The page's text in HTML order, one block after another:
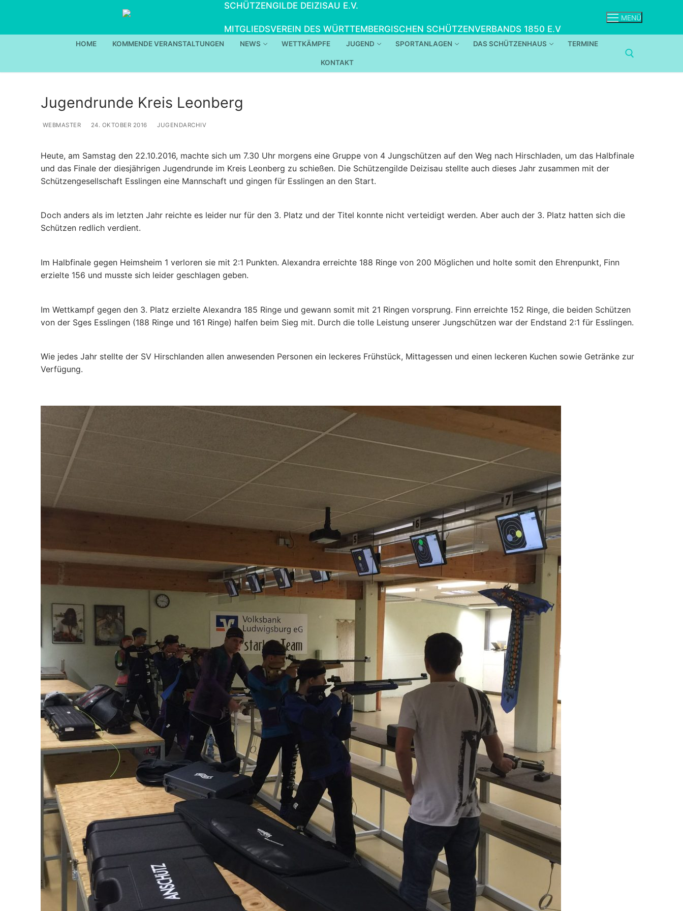
SCHÜTZENGILDE DEIZISAU E.V.
MITGLIEDSVEREIN DES WÜRTTEMBERGISCHEN SCHÜTZENVERBANDS 1850 E.V
MENÜ
HOME KOMMENDE VERANSTALTUNGEN NEWS WETTKÄMPFE JUGEND SPORTANLAGEN DAS SCHÜTZENHAUS TERMINE
KONTAKT
Jugendrunde Kreis Leonberg
WEBMASTER 24. OKTOBER 2016 JUGENDARCHIV
Heute, am Samstag den 22.10.2016, machte sich um 7.30 Uhr morgens eine Gruppe von 4 Jungschützen auf den Weg nach Hirschladen, um das Halbfinale
und das Finale der diesjährigen Jugendrunde im Kreis Leonberg zu schießen. Die Schützengilde Deizisau stellte auch dieses Jahr zusammen mit der
Schützengesellschaft Esslingen eine Mannschaft und gingen für Esslingen an den Start.
Doch anders als im letzten Jahr reichte es leider nur für den 3. Platz und der Titel konnte nicht verteidigt werden. Aber auch der 3. Platz hatten sich die
Schützen redlich verdient.
Im Halbfinale gegen Heimsheim 1 verloren sie mit 2:1 Punkten. Alexandra erreichte 188 Ringe von 200 Möglichen und holte somit den Ehrenpunkt, Finn
erzielte 156 und musste sich leider geschlagen geben.
Im Wettkampf gegen den 3. Platz erzielte Alexandra 185 Ringe und gewann somit mit 21 Ringen vorsprung. Finn erreichte 152 Ringe, die beiden Schützen
von der Sges Esslingen (188 Ringe und 161 Ringe) halfen beim Sieg mit. Durch die tolle Leistung unserer Jungschützen war der Endstand 2:1 für Esslingen.
Wie jedes Jahr stellte der SV Hirschlanden allen anwesenden Personen ein leckeres Frühstück, Mittagessen und einen leckeren Kuchen sowie Getränke zur
Verfügung.